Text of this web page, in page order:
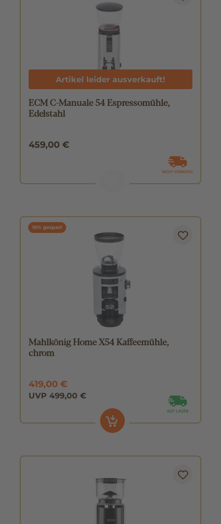
Artikel leider ausverkauft!
ECM C-Manuale 54 Espressomühle,
Edelstahl
459,00 €
16% gespart
Mahlkönig Home X54 Kaffeemühle,
chrom
419,00 €
UVP 499,00 €